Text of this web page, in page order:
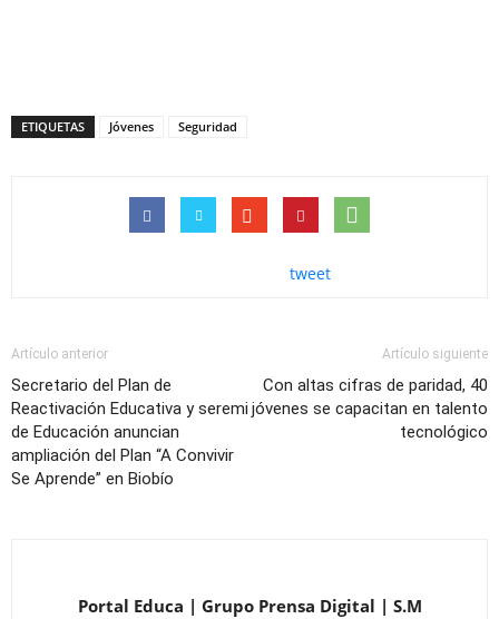
ETIQUETAS Jóvenes Seguridad
tweet
Artículo anterior
Secretario del Plan de
Reactivación Educativa y seremi
de Educación anuncian
ampliación del Plan “A Convivir
Se Aprende” en Biobío
Artículo siguiente
Con altas cifras de paridad, 40
jóvenes se capacitan en talento
tecnológico
Portal Educa | Grupo Prensa Digital | S.M